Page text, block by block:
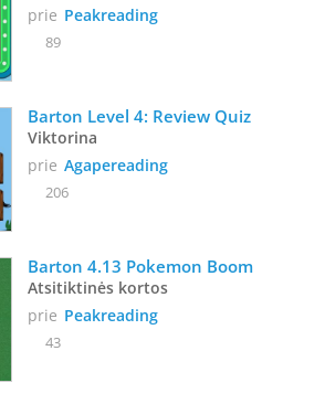
prie Peakreading
89
Barton Level 4: Review Quiz
Viktorina
prie Agapereading
206
Barton 4.13 Pokemon Boom
Atsitiktinės kortos
prie Peakreading
43